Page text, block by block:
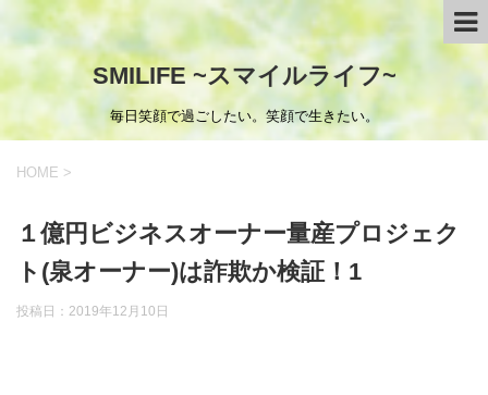
SMILIFE ~スマイルライフ~
毎日笑顔で過ごしたい。笑顔で生きたい。
HOME >
１億円ビジネスオーナー量産プロジェク
ト(泉オーナー)は詐欺か検証！1
投稿日： 2019年12月10日